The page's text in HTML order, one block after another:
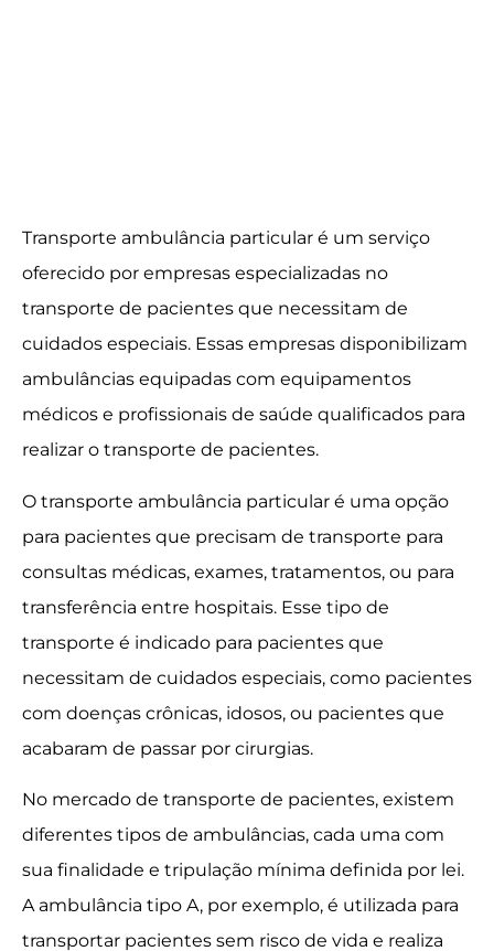
Transporte ambulância particular é um serviço
oferecido por empresas especializadas no
transporte de pacientes que necessitam de
cuidados especiais. Essas empresas disponibilizam
ambulâncias equipadas com equipamentos
médicos e profissionais de saúde qualificados para
realizar o transporte de pacientes.
O transporte ambulância particular é uma opção
para pacientes que precisam de transporte para
consultas médicas, exames, tratamentos, ou para
transferência entre hospitais. Esse tipo de
transporte é indicado para pacientes que
necessitam de cuidados especiais, como pacientes
com doenças crônicas, idosos, ou pacientes que
acabaram de passar por cirurgias.
No mercado de transporte de pacientes, existem
diferentes tipos de ambulâncias, cada uma com
sua finalidade e tripulação mínima definida por lei.
A ambulância tipo A, por exemplo, é utilizada para
transportar pacientes sem risco de vida e realiza